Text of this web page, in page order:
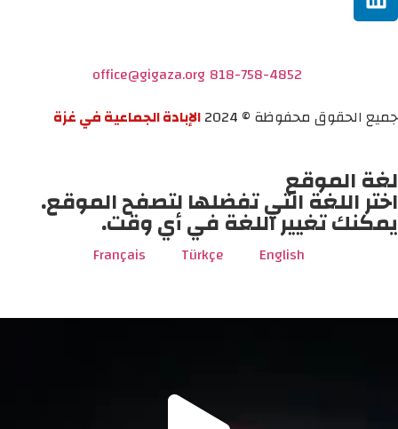
818-758-4852
office@gigaza.org
جميع الحقوق محفوظة © 2024
الإبادة الجماعية في غزة
لغة الموقع
اختر اللغة التي تفضلها لتصفح الموقع.
يمكنك تغيير اللغة في أي وقت.
English
Türkçe
Français